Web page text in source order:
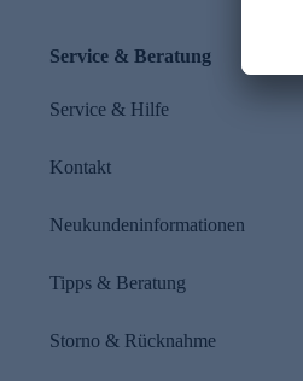
Service & Beratung
Service & Hilfe
Kontakt
Neukundeninformationen
Tipps & Beratung
Storno & Rücknahme